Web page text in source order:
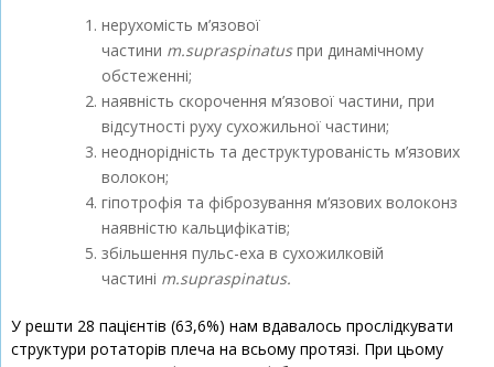
нерухомість м’язової
частини m.supraspinatusпри динамічному
обстеженні;
наявність скорочення м’язової частини, при
відсутності руху сухожильної частини;
неоднорідність та деструктурованість м’язових
волокон;
гіпотрофія та фіброзування м‘язових волоконз
наявністю кальцифікатів;
збільшення пульс-еха в сухожилковій
частині m.supraspinatus.
У решти 28 пацієнтів (63,6%) нам вдавалось прослідкувати
структури ротаторів плеча на всьому протязі. При цьому